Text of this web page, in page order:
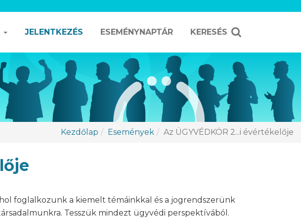
JELENTKEZÉS ESEMÉNYNAPTÁR KERESÉS
Kezdőlap Események Az ÜGYVÉDKÖR 2...i évértékelője
foglalkozunk a kiemelt témáinkkal és a jogrendszerünk
Tesszük mindezt ügyvédi perspektívából.